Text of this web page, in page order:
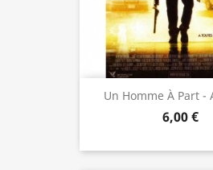
Un Homme À Part -
6,00 €